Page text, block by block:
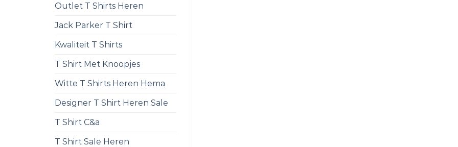
Outlet T Shirts Heren
Jack Parker T Shirt
Kwaliteit T Shirts
T Shirt Met Knoopjes
Witte T Shirts Heren Hema
Designer T Shirt Heren Sale
T Shirt C&a
T Shirt Sale Heren